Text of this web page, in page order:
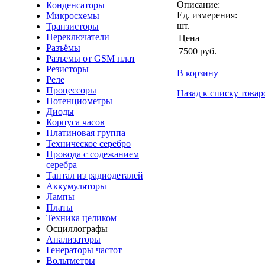
Конденсаторы
Микросхемы
Транзисторы
Переключатели
Разъёмы
Разъемы от GSM плат
Резисторы
Реле
Процессоры
Потенциометры
Диоды
Корпуса часов
Платиновая группа
Техническое серебро
Провода с содежанием
серебра
Тантал из радиодеталей
Аккумуляторы
Лампы
Платы
Техника целиком
Осциллографы
Анализаторы
Генераторы частот
Вольтметры
Описание:
Ед. измерения:
шт.
Цена
7500 руб.
В корзину
Назад к списку